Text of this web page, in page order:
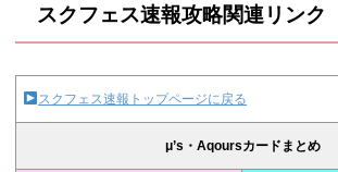
スクフェス速報攻略関連リンク
スクフェス速報トップページに戻る
μ’s・Aqoursカードまとめ